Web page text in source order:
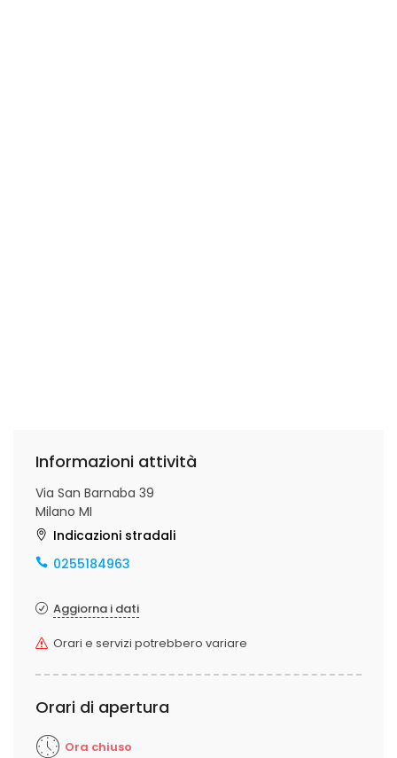
Informazioni attività
Via San Barnaba 39
Milano MI
Indicazioni stradali
0255184963
Aggiorna i dati
Orari e servizi potrebbero variare
Orari di apertura
Ora chiuso